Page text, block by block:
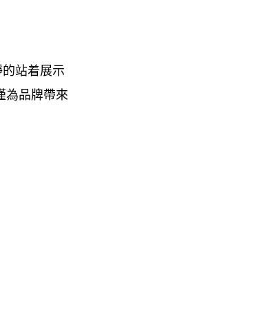
站着展示
為品牌帶來